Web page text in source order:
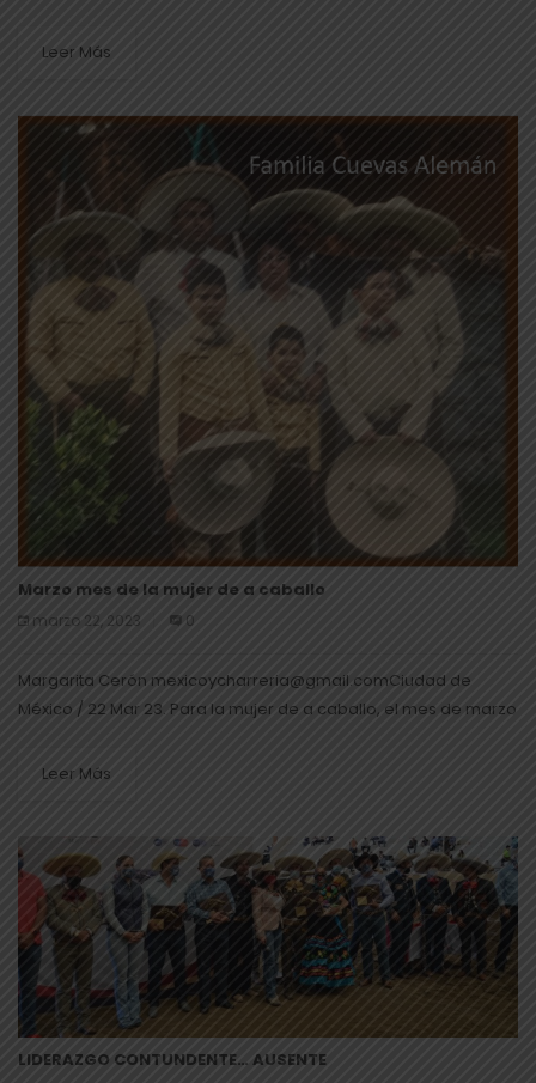
Leer Más
Marzo mes de la mujer de a caballo
marzo 22, 2023 0
Margarita Cerón mexicoycharreria@gmail.comCiudad de
México / 22 Mar 23. Para la mujer de a caballo, el mes de marzo
pues...
Leer Más
LIDERAZGO CONTUNDENTE… AUSENTE